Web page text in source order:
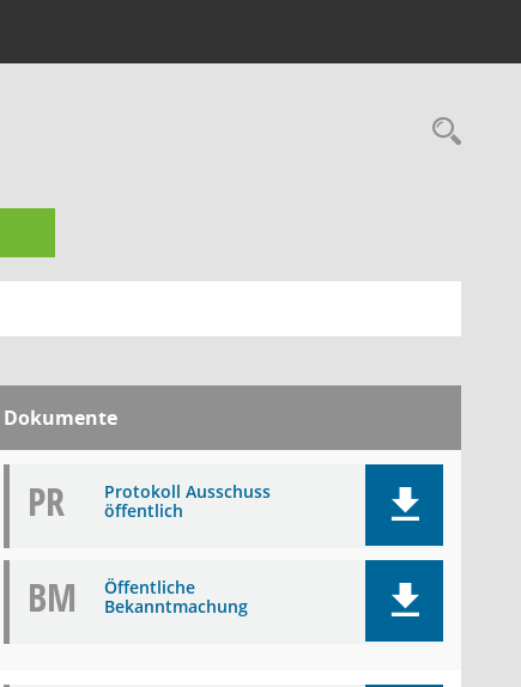
Dokumente
PR
Protokoll Ausschuss
öffentlich
BM
Öffentliche
Bekanntmachung